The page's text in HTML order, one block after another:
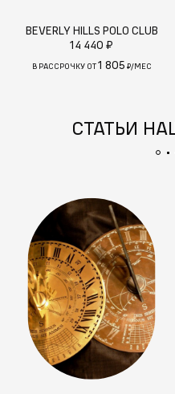
BEVERLY HILLS POLO CLUB
14 440 ₽
В РАССРОЧКУ ОТ1 805 ₽/МЕС
СТАТЬИ